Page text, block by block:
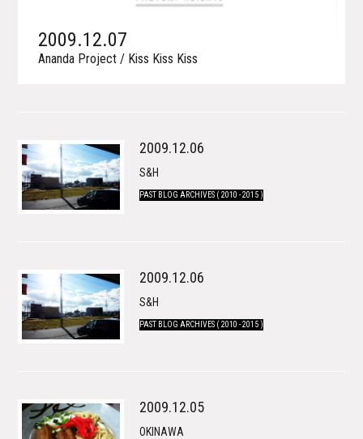
2009.12.07
Ananda Project / Kiss Kiss Kiss
2009.12.06
S&H
PAST BLOG ARCHIVES ( 2010 - 2015 )
2009.12.06
S&H
PAST BLOG ARCHIVES ( 2010 - 2015 )
2009.12.05
OKINAWA